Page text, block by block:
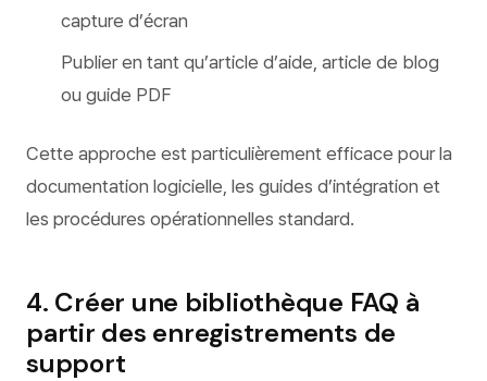
capture d’écran
Publier en tant qu’article d’aide, article de blog
ou guide PDF
Cette approche est particulièrement efficace pour la
documentation logicielle, les guides d’intégration et
les procédures opérationnelles standard.
4. Créer une bibliothèque FAQ à
partir des enregistrements de
support